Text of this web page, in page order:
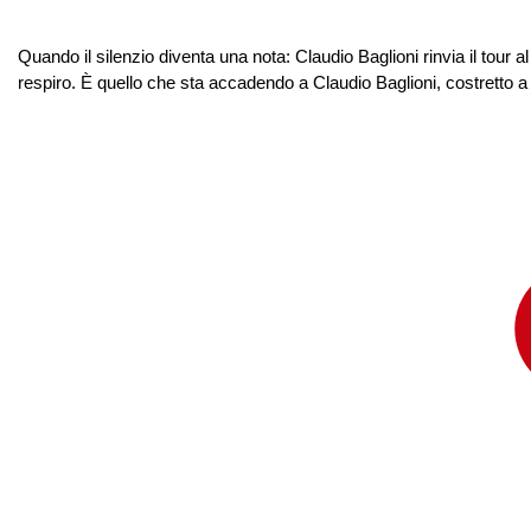
Quando il silenzio diventa una nota: Claudio Baglioni rinvia il tour
respiro. È quello che sta accadendo a Claudio Baglioni, costretto